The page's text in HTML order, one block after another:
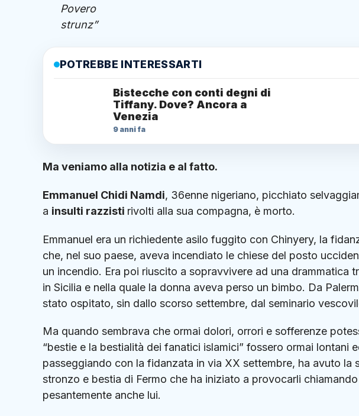
Povero
strunz”
POTREBBE INTERESSARTI
Bistecche con conti degni di
Tiffany. Dove? Ancora a
Venezia
9 anni fa
Ma veniamo alla notizia e al fatto.
Emmanuel Chidi Namdi, 36enne nigeriano, picchiato
a insulti razzisti rivolti alla sua compagna, è morto.
Emmanuel era un richiedente asilo fuggito con Chinyery, la
che, nel suo paese, aveva incendiato le chiese del posto
un incendio. Era poi riuscito a sopravvivere ad una drammatica
in Sicilia e nella quale la donna aveva perso un bimbo. Da
stato ospitato, sin dallo scorso settembre, dal seminario
Ma quando sembrava che ormai dolori, orrori e sofferenze
“bestie e la bestialità dei fanatici islamici” fossero ormai lontani
passeggiando con la fidanzata in via XX settembre, ha avuto la
stronzo e bestia di Fermo che ha iniziato a provocarli
pesantemente anche lui.